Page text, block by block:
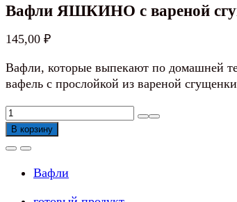
Вафли ЯШКИНО с вареной
145,00 ₽
Вафли, которые выпекают по домашней
вафель с прослойкой из вареной
Количество
товара
Вафли
В корзину
Вафли